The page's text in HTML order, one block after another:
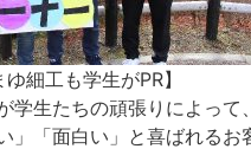
ゆ細工も学生がPR】
学生たちの頑張りによっ
」「面白い」と喜ばれる